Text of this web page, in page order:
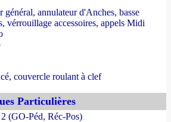
général, annulateur d'Anches, basse
vérrouillage accessoires, appels Midi
couvercle roulant à clef
Particulières
2 (GO-Péd, Réc-Pos)